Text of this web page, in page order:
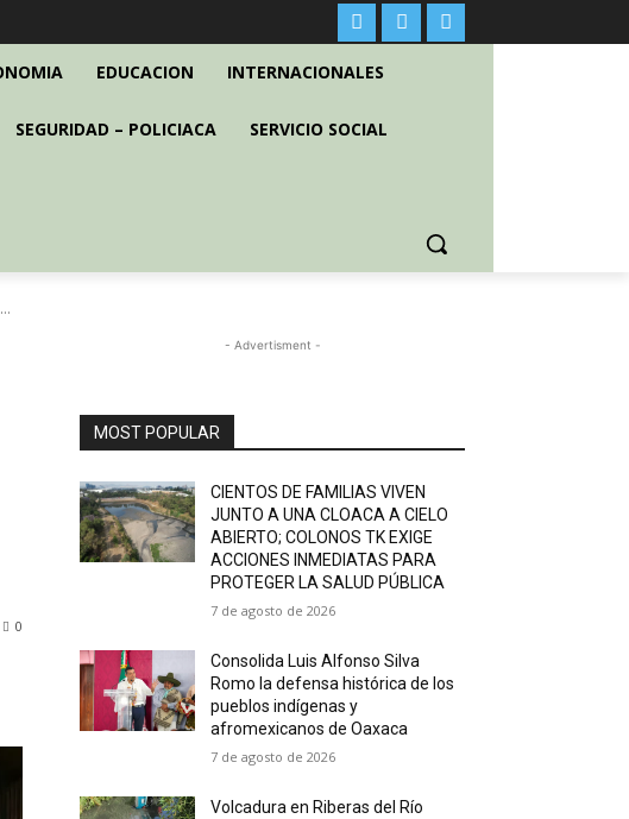
EDUCACION INTERNACIONALES
SEGURIDAD – POLICIACA SERVICIO SOCIAL
0
- Advertisment -
MOST POPULAR
CIENTOS DE FAMILIAS VIVEN
JUNTO A UNA CLOACA A CIELO
ABIERTO; COLONOS TK EXIGE
ACCIONES INMEDIATAS PARA
PROTEGER LA SALUD PÚBLICA
7 de agosto de 2026
Consolida Luis Alfonso Silva
Romo la defensa histórica de los
pueblos indígenas y
afromexicanos de Oaxaca
7 de agosto de 2026
Volcadura en Riberas del Río